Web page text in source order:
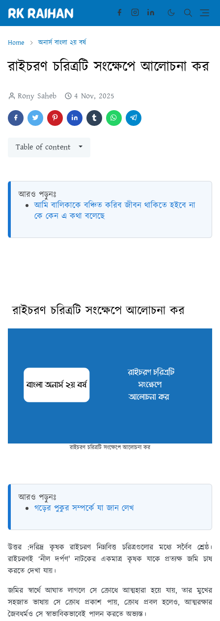
Home অনার্স বাংলা ২য় বর্ষ
রাইচরণ চরিত্রটি সংক্ষেপে আলোচনা কর
Rony Saheb 4 Nov, 2025
Table of content
আরও পড়ুনঃ
আমি বালিকাকে বঞ্চিত করিব জীবন থাকিতে হইবে না
কে কেন এ কথা বলেছে
রাইচরণ চরিত্রটি সংক্ষেপে আলোচনা কর
রাইচরণ চরিত্রটি সংক্ষেপে আলোচনা কর
আরও পড়ুনঃ
গড়ের পুকুর সম্পর্কে যা জান লেখ
উত্তর :দরিদ্র কৃষক রাইচরণ নিম্নবিত্ত চরিত্রগুলোর মধ্যে সর্বৈব শ্রেষ্ঠ।
রাইচরণই ‘নীল দর্পণ' নাটকের একমাত্র কৃষক যাকে প্রত্যক্ষ জমি চাষ
করতে দেখা যায়।
জমির স্বার্থে আঘাত লাগলে সে ক্রোধে আত্মহারা হয়ে যায়, তার মুখের
সহজাত ভাষায় সে ক্রোধ প্রকাশ পায়, ক্রোধ প্রবল হলেও, আত্মরক্ষার
জৈবধর্মও সে স্বাভাবিকভাবেই পালন করতে অভ্যস্ত।